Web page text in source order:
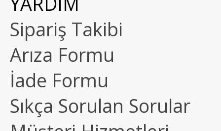
Sipariş Takibi
Arıza Formu
İade Formu
Sıkça Sorulan Sorular